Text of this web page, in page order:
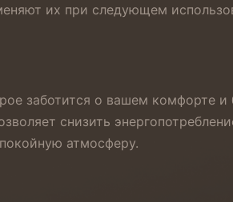
их при следующем
заботится о вашем комфорте
снизить
атмосферу.